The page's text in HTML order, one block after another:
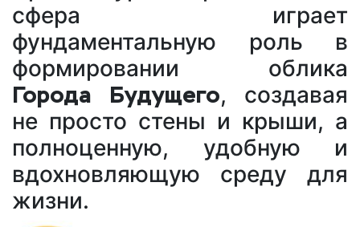
сфера играет
фундаментальную роль в
формировании облика
Города Будущего, создавая
не просто стены и крыши, а
полноценную, удобную и
вдохновляющую среду для
жизни.